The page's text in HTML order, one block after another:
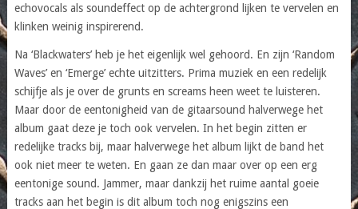
echovocals als soundeffect op de achtergrond lijken te vervelen en
klinken weinig inspirerend.
Na ‘Blackwaters’ heb je het eigenlijk wel gehoord. En zijn ‘Random
Waves’ en ‘Emerge’ echte uitzitters. Prima muziek en een redelijk
schijfje als je over de grunts en screams heen weet te luisteren.
Maar door de eentonigheid van de gitaarsound halverwege het
album gaat deze je toch ook vervelen. In het begin zitten er
redelijke tracks bij, maar halverwege het album lijkt de band het
ook niet meer te weten. En gaan ze dan maar over op een erg
eentonige sound. Jammer, maar dankzij het ruime aantal goeie
tracks aan het begin is dit album toch nog enigszins een